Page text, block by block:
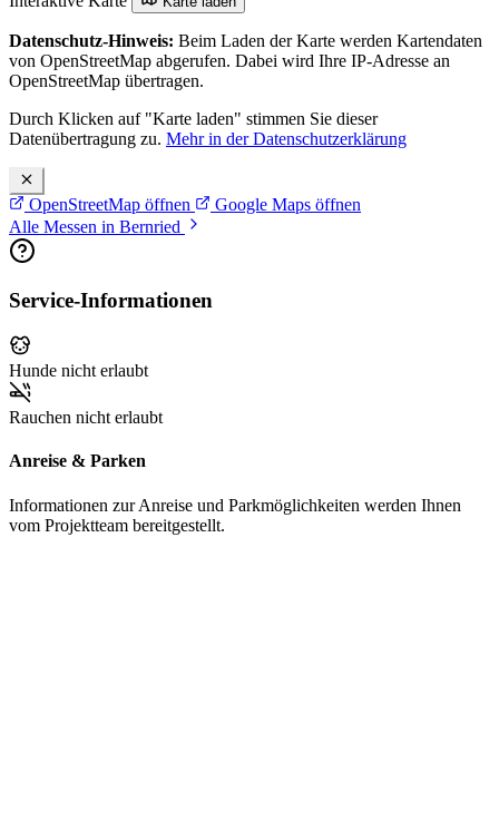
Datenschutz-Hinweis: Beim Laden der Karte werden Kartendaten
von OpenStreetMap abgerufen. Dabei wird Ihre IP-Adresse an
OpenStreetMap übertragen.
Durch Klicken auf "Karte laden" stimmen Sie dieser
Datenübertragung zu. Mehr in der Datenschutzerklärung
OpenStreetMap öffnen
Google Maps öffnen
Alle Messen in Bernried
Service-Informationen
Hunde nicht erlaubt
Rauchen nicht erlaubt
Anreise & Parken
Informationen zur Anreise und Parkmöglichkeiten werden Ihnen
vom Projektteam bereitgestellt.